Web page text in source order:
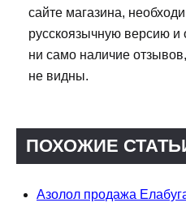
сайте магазина,
русскоязычную версию и
ни само наличие
не видны.
ПОХОЖИЕ
Азолол продажа